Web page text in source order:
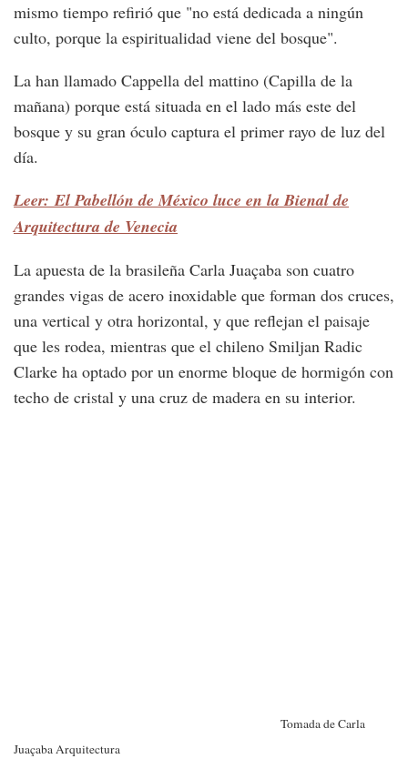
mismo tiempo refirió que "no está dedicada a ningún
culto, porque la espiritualidad viene del bosque".
La han llamado Cappella del mattino (Capilla de la
mañana) porque está situada en el lado más este del
bosque y su gran óculo captura el primer rayo de luz del
día.
Leer: El Pabellón de México luce en la Bienal de
Arquitectura de Venecia
La apuesta de la brasileña Carla Juaçaba son cuatro
grandes vigas de acero inoxidable que forman dos cruces,
una vertical y otra horizontal, y que reflejan el paisaje
que les rodea, mientras que el chileno Smiljan Radic
Clarke ha optado por un enorme bloque de hormigón con
techo de cristal y una cruz de madera en su interior.
Tomada de Carla
Juaçaba Arquitectura